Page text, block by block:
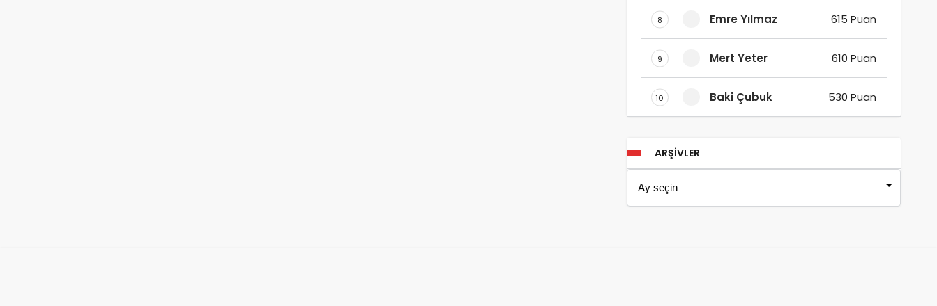
8 Emre Yılmaz 615 Puan
9 Mert Yeter 610 Puan
10 Baki Çubuk 530 Puan
ARŞIVLER